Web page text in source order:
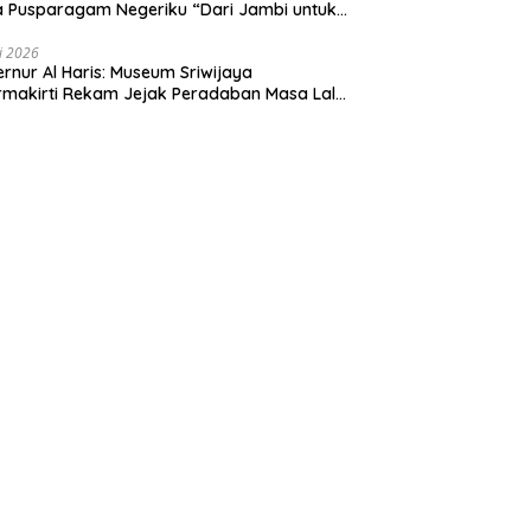
Pusparagam Negeriku “Dari Jambi untuk
Ekonomi Kreatif
2026
Al Haris: Museum Sriwijaya
Rekam Jejak Peradaban Masa Lalu